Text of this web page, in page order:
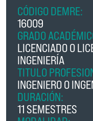
CÓDIGO DEMRE:
16009
GRADO
LICENCIADO O
INGENIERÍA
TITULO
INGENIERO O
DURACIÓN:
11 SEMESTRES